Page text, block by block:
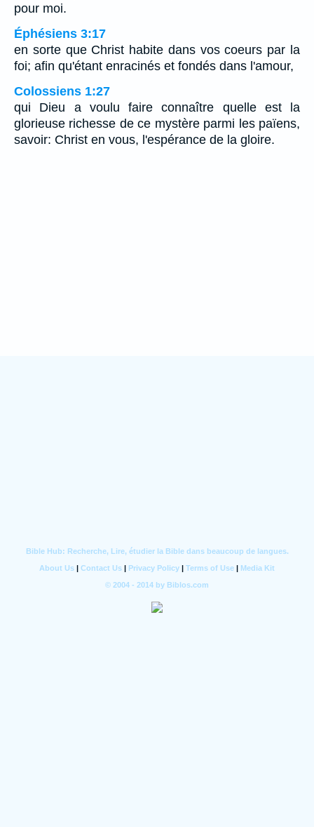
pour moi.
Éphésiens 3:17
en sorte que Christ habite dans vos coeurs par la
foi; afin qu'étant enracinés et fondés dans l'amour,
Colossiens 1:27
qui Dieu a voulu faire connaître quelle est la
glorieuse richesse de ce mystère parmi les païens,
savoir: Christ en vous, l'espérance de la gloire.